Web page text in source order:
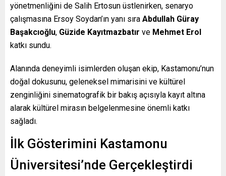
yönetmenliğini de Salih Ertosun üstlenirken, senaryo
çalışmasına Ersoy Soydan’ın yanı sıra Abdullah Güray
Başakcıoğlu, Güzide Kayıtmazbatır ve Mehmet Erol
katkı sundu.
Alanında deneyimli isimlerden oluşan ekip, Kastamonu’nun
doğal dokusunu, geleneksel mimarisini ve kültürel
zenginliğini sinematografik bir bakış açısıyla kayıt altına
alarak kültürel mirasın belgelenmesine önemli katkı
sağladı.
İlk Gösterimini Kastamonu
Üniversitesi’nde Gerçekleştirdi